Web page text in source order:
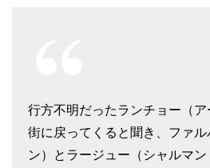
行方不明だったランチョー（
街に戻ってくると聞き、ファ
ン）とラージュー（シャルマ